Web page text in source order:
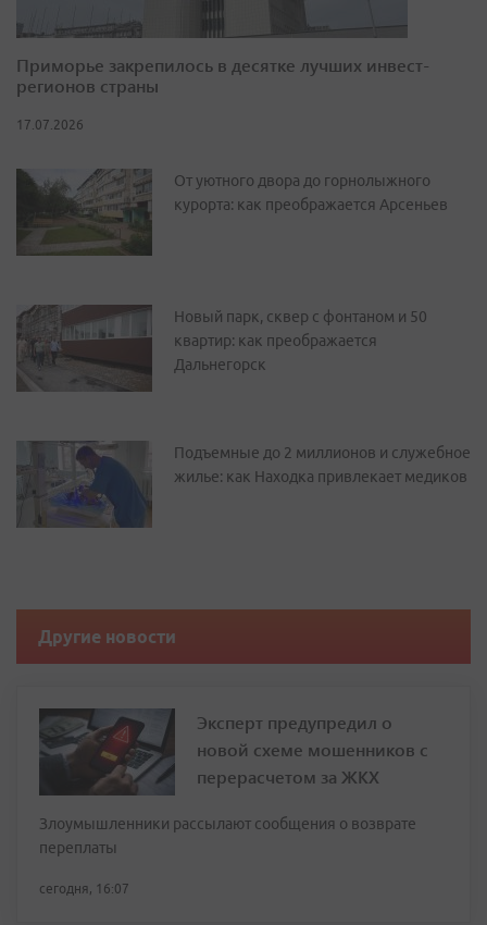
Приморье закрепилось в десятке лучших инвест-
регионов страны
17.07.2026
От уютного двора до горнолыжного
курорта: как преображается Арсеньев
Новый парк, сквер с фонтаном и 50
квартир: как преображается
Дальнегорск
Подъемные до 2 миллионов и служебное
жилье: как Находка привлекает медиков
Другие новости
Эксперт предупредил о
новой схеме мошенников с
перерасчетом за ЖКХ
Злоумышленники рассылают сообщения о возврате
переплаты
сегодня, 16:07